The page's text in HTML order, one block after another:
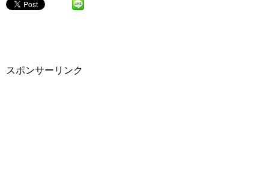
スポンサーリンク